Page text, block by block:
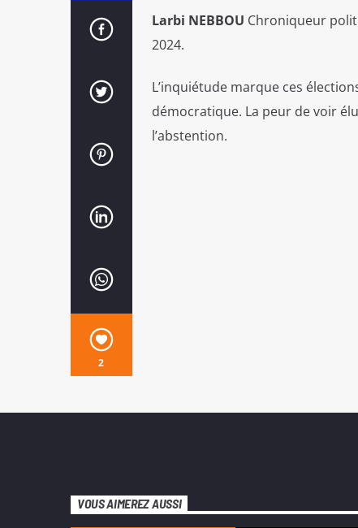
2
Larbi NEBBOU Chroniqueur
2024.
L’inquiétude marque ces
démocratique. La peur de voir
l’abstention.
VOUS AIMEREZ AUSSI